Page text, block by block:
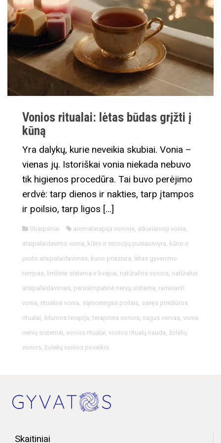
Vonios ritualai: lėtas būdas grįžti į
kūną
Yra dalykų, kurie neveikia skubiai. Vonia –
vienas jų. Istoriškai vonia niekada nebuvo
tik higienos procedūra. Tai buvo perėjimo
erdvė: tarp dienos ir nakties, tarp įtampos
ir poilsio, tarp ligos […]
Straipsniai aromaterapija vonioje, atkuriamoji vonia,
atsipalaidavimo vonia, kūno ir emocijų pusiausvyra, kūno ir
proto atsipalaidavimas, kuno prieziura, lėtas gyvenimo
tempas, limbinė sistema ir kvapai, natūralios vonios, natūralus
atsipalaidavimas, parasimpatinė nervų sistema, raminanti
vonia, ritualinė vonia, sąmoningas poilsis, savęs priežiūros
ritualai, šilumos terapija, terapinės vonios, vagus nervas, vonia
nervų sistemai, vonios ritualai, vonios ritualų nauda, žolelių
vonios, žolelių vonios poveikis
Skaitiniai